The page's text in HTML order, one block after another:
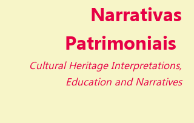
Narrativas
Patrimoniais
Cultural Heritage Interpretations,
Education and Narratives